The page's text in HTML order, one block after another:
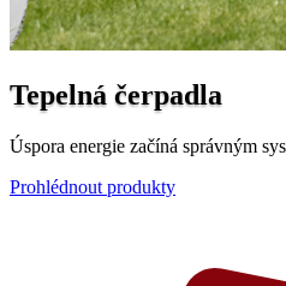
Tepelná čerpadla
Úspora energie začíná správným
Prohlédnout produkty